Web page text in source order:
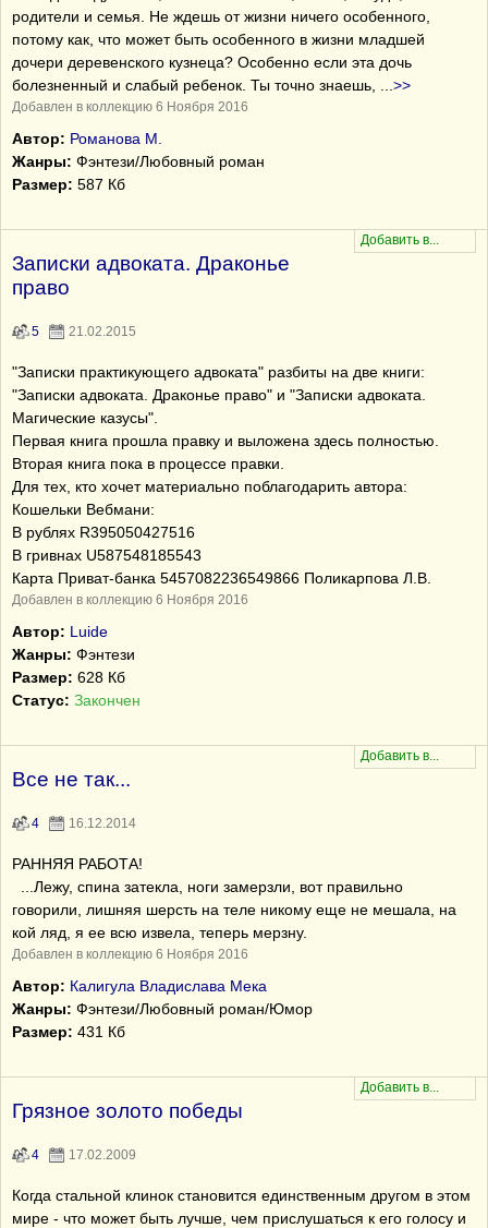
родители и семья. Не ждешь от жизни ничего особенного,
потому как, что может быть особенного в жизни младшей
дочери деревенского кузнеца? Особенно если эта дочь
болезненный и слабый ребенок. Ты точно знаешь,
>>
Добавлен в коллекцию 6 Ноября 2016
Автор: Романова М.
Жанры: Фэнтези/Любовный роман
Размер: 587 Кб
Записки адвоката. Драконье
право
5 21.02.2015
"Записки практикующего адвоката" разбиты на две книги:
"Записки адвоката. Драконье право" и "Записки адвоката.
Магические казусы".
Первая книга прошла правку и выложена здесь полностью.
Вторая книга пока в процессе правки.
Для тех, кто хочет материально поблагодарить автора:
Кошельки Вебмани:
В рублях R395050427516
В гривнах U587548185543
Карта Приват-банка 5457082236549866 Поликарпова Л.В.
Добавлен в коллекцию 6 Ноября 2016
Автор: Luide
Жанры: Фэнтези
Размер: 628 Кб
Статус: Закончен
Все не так...
4 16.12.2014
РАННЯЯ РАБОТА!
...Лежу, спина затекла, ноги замерзли, вот правильно
говорили, лишняя шерсть на теле никому еще не мешала, на
кой ляд, я ее всю извела, теперь мерзну.
Добавлен в коллекцию 6 Ноября 2016
Автор: Калигула Владислава Мека
Жанры: Фэнтези/Любовный роман/Юмор
Размер: 431 Кб
Грязное золото победы
4 17.02.2009
Когда стальной клинок становится единственным другом в этом
мире - что может быть лучше, чем прислушаться к его голосу и